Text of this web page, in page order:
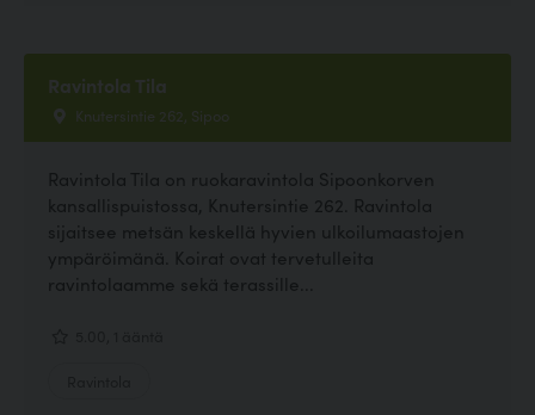
Ravintola Tila
Knutersintie 262, Sipoo
Ravintola Tila on ruokaravintola Sipoonkorven
kansallispuistossa, Knutersintie 262. Ravintola
sijaitsee metsän keskellä hyvien ulkoilumaastojen
ympäröimänä. Koirat ovat tervetulleita
ravintolaamme sekä terassille...